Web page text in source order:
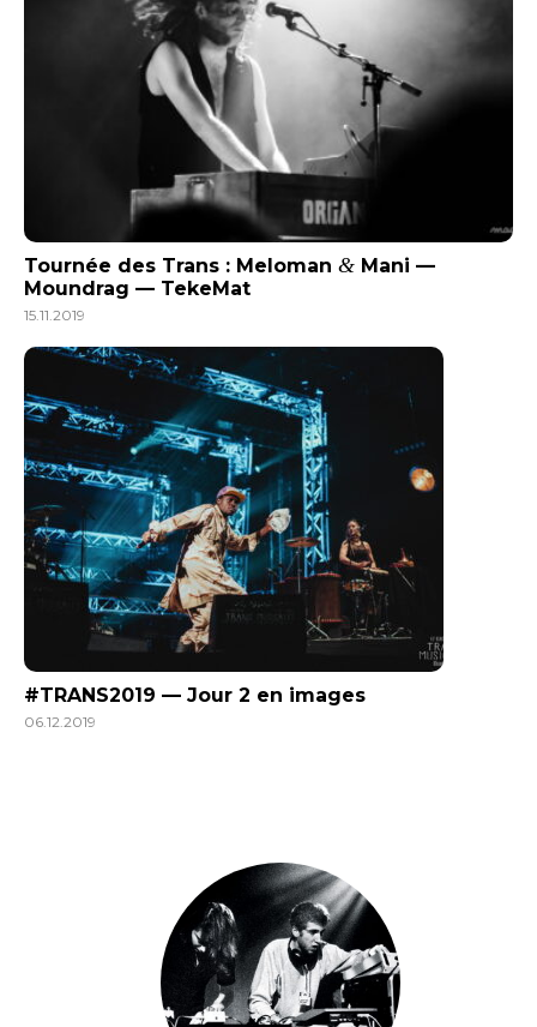
Tournée des Trans : Meloman & Mani —
Moundrag — TekeMat
15.11.2019
#TRANS2019 — Jour 2 en images
06.12.2019